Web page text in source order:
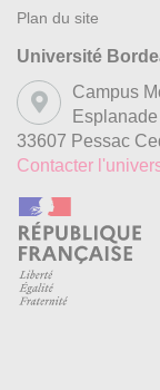
Plan du site
Université
Campus
33607 Pessac
Contacter